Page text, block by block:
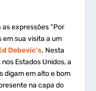
expressões “Por
em sua visita a um
Debevic’s. Nesta
Estados Unidos, a
digam em alto e bom
na capa do